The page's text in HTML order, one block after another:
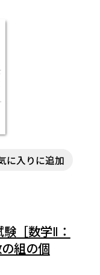
に入りに追加
［数学Ⅱ：
組の個